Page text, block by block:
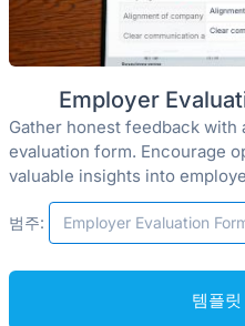
Employer
Gather honest feedback with
evaluation form. Encourage
valuable insights into
범주: Employer Evaluation
템플